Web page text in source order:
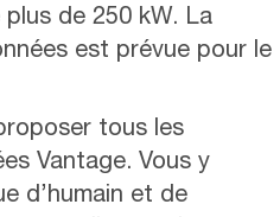
de 250 kW. La
est prévue pour le
tous les
Vantage. Vous y
d’humain et de